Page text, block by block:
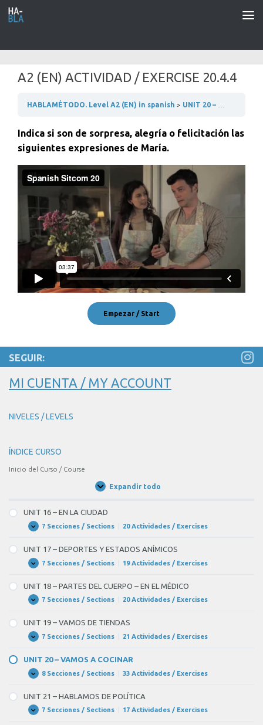
Saltar al contenido
A2 (EN) ACTIVIDAD / EXERCISE 20.4.4
HABLAMÉTODO. Level A2 (EN) in spanish UNIT 20 – VAMOS A COCINAR
Indica si son de sorpresa, alegría o felicitación las
siguientes expresiones de María.
SEGUIR:
MI CUENTA / MY ACCOUNT
NIVELES / LEVELS
ÍNDICE CURSO
Inicio del Curso / Course
Expandir todo
Unidades
UNIT 16 – EN LA CIUDAD
Expandir
UNIT
–
EN
LA
CIUDAD
7 Secciones / Sections 20 Actividades / Exercises
UNIT 17 – DEPORTES Y ESTADOS ANÍMICOS
Expandir
UNIT
–
DEPORTES
Y
7 Secciones / Sections 19 Actividades / Exercises
UNIT 18 – PARTES DEL CUERPO – EN EL MÉDICO
Expandir
UNIT
–
PARTES
DEL
CUERPO
EN
EL
MÉDICO
7 Secciones / Sections 20 Actividades / Exercises
UNIT 19 – VAMOS DE TIENDAS
Expandir
UNIT
–
VAMOS
DE
TIENDAS
7 Secciones / Sections 21 Actividades / Exercises
UNIT 20 – VAMOS A COCINAR
Expandir
UNIT
–
VAMOS
A
COCINAR
8 Secciones / Sections 33 Actividades / Exercises
UNIT 21 – HABLAMOS DE POLÍTICA
Expandir
UNIT7 Secciones / Sections 17 Actividades / Exercises